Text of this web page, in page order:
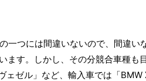
一つには間違いないので、間違い
ます。しかし、その分競合車種も
ゼル」など、輸入車では「BMW